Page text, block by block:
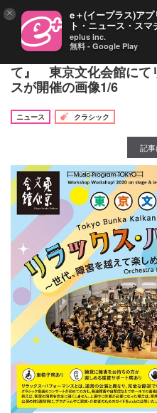
『あらゆる人が音楽で交
て』 東京文化会館にて
スが開催の画像1/6
ニュース
クラシック
記
× e＋(イープラス)ア
ト・ニュース・スマ
eplus inc.
無料 - Google Play